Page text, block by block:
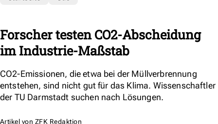
Forscher testen CO2-Abscheidung
im Industrie-Maßstab
CO2-Emissionen, die etwa bei der Müllverbrennung
entstehen, sind nicht gut für das Klima. Wissenschaftler
der TU Darmstadt suchen nach Lösungen.
Artikel von ZFK Redaktion